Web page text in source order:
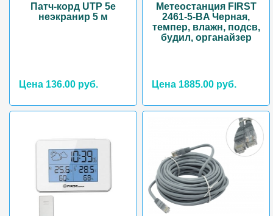
Патч-корд UTP 5e
неэкранир 5 м
Цена 136.00 руб.
Метеостанция FIRST
2461-5-BA Черная,
темпер, влажн, подсв,
будил, органайзер
Цена 1885.00 руб.